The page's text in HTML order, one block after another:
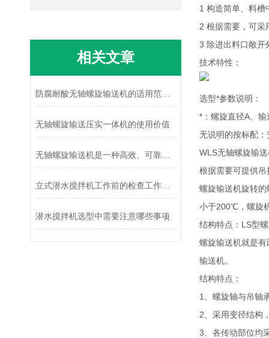
1 构造简单、料槽
2 根据需要，可采
3 除进出料口敞开
技术特性：
选型*参数说明：
*：螺旋直径A、
无说明的按标配
WLS无轴螺旋输
根据需要可提供
螺旋输送机旋转
小于200℃，螺旋
结构特点：LS型
螺旋输送机就是
输送机。
结构特点：
1、螺旋轴与吊轴
2、采用变径结构
3、各传动部位均
相关文章
防腐耐酸无轴螺旋输送机的适用范围广泛而重要
无轴螺旋输送压实一体机的使用价值
无轴螺旋输送机是一种高效、可靠的物料输送设备
立式潜水搅拌机工作前的检查工作有哪些？
潜水搅拌机选型中需要注意哪些事项